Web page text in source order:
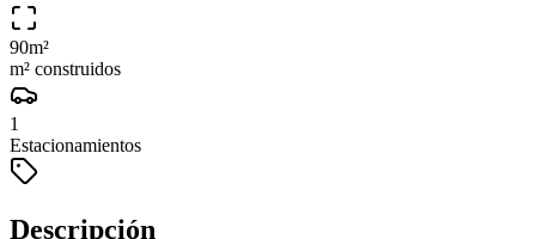
90m²
m² construidos
1
Estacionamientos
Descripción